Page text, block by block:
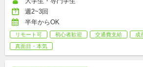
週2~3回
半年からOK
リモート可 初心者歓迎 交通費支給
成
真面目・本気